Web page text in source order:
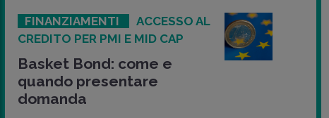
FINANZIAMENTI
ACCESSO AL
CREDITO PER PMI E MID CAP
Basket Bond: come e
quando presentare
domanda